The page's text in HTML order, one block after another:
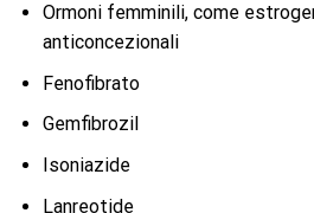
Ormoni femminili, come
anticoncezionali
Fenofibrato
Gemfibrozil
Isoniazide
Lanreotide